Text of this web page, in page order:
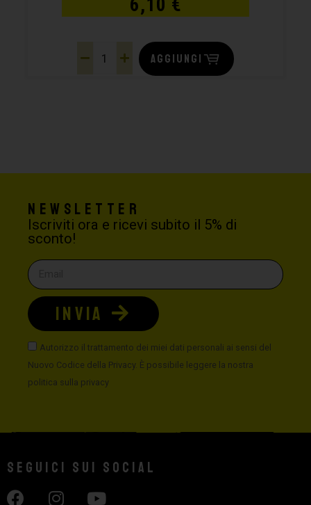
6,10 €
AGGIUNGI
Newsletter
Iscriviti ora e ricevi subito il 5% di
sconto!
Autorizzo il trattamento dei miei dati personali ai sensi del
Nuovo Codice della Privacy. È possibile leggere la nostra
politica sulla privacy
INVIA
Seguici sui social